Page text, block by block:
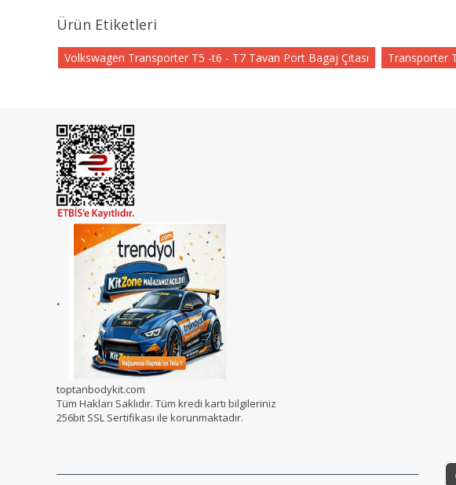
Ürün Etiketleri
Volkswagen Transporter T5 -t6 - T7 Tavan Port Bagaj Çıtası Transporter
.
toptanbodykit.com
Tüm Hakları Saklıdır. Tüm kredi kartı bilgileriniz
256bit SSL Sertifikası ile korunmaktadır.